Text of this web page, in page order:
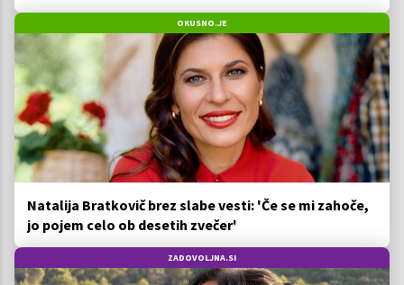
OKUSNO.JE
Natalija Bratkovič brez slabe vesti: 'Če se mi zahoče,
jo pojem celo ob desetih zvečer'
ZADOVOLJNA.SI